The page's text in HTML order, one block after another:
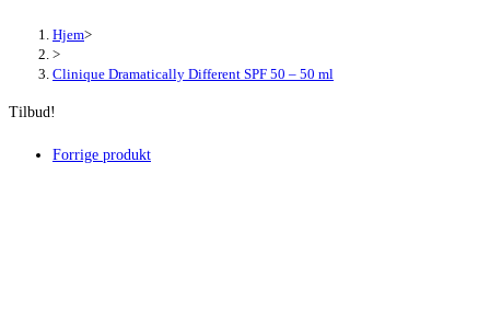
Hjem>
>
Clinique Dramatically Different SPF 50 – 50 ml
Tilbud!
Forrige produkt